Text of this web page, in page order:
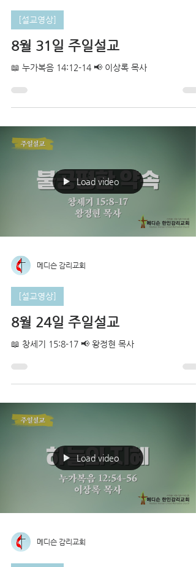
[설교영상]
8월 31일 주일설교
📖 누가복음 14:12-14 📢 이상록 목사
Load video
메디슨 감리교회
[설교영상]
8월 24일 주일설교
📖 창세기 15:8-17 📢 왕정현 목사
Load video
메디슨 감리교회